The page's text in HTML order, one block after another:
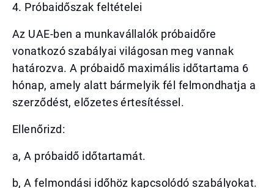
4. Próbaidőszak feltételei
Az UAE-ben a munkavállalók próbaidőre
vonatkozó szabályai világosan meg vannak
határozva. A próbaidő maximális időtartama 6
hónap, amely alatt bármelyik fél felmondhatja a
szerződést, előzetes értesítéssel.
Ellenőrizd:
a, A próbaidő időtartamát.
b, A felmondási időhöz kapcsolódó szabályokat.